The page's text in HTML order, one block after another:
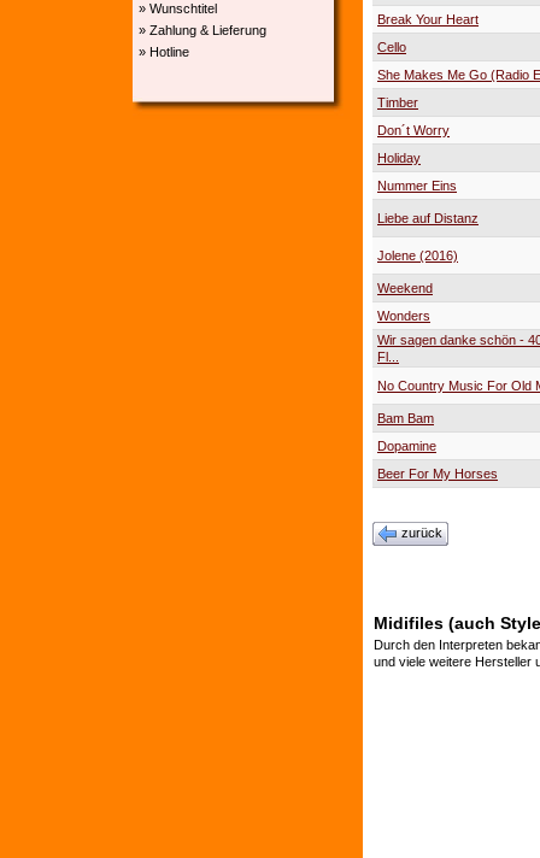
» Wunschtitel
» Zahlung & Lieferung
» Hotline
Break Your Heart
Cello
She Makes Me Go (Radio
Timber
Don´t Worry
Holiday
Nummer Eins
Liebe auf Distanz
Jolene (2016)
Weekend
Wonders
Wir sagen danke schön -
Fl...
No Country Music For Old
Bam Bam
Dopamine
Beer For My Horses
zurück
Midifiles (auch
Durch den Interpreten
und viele weitere Hersteller